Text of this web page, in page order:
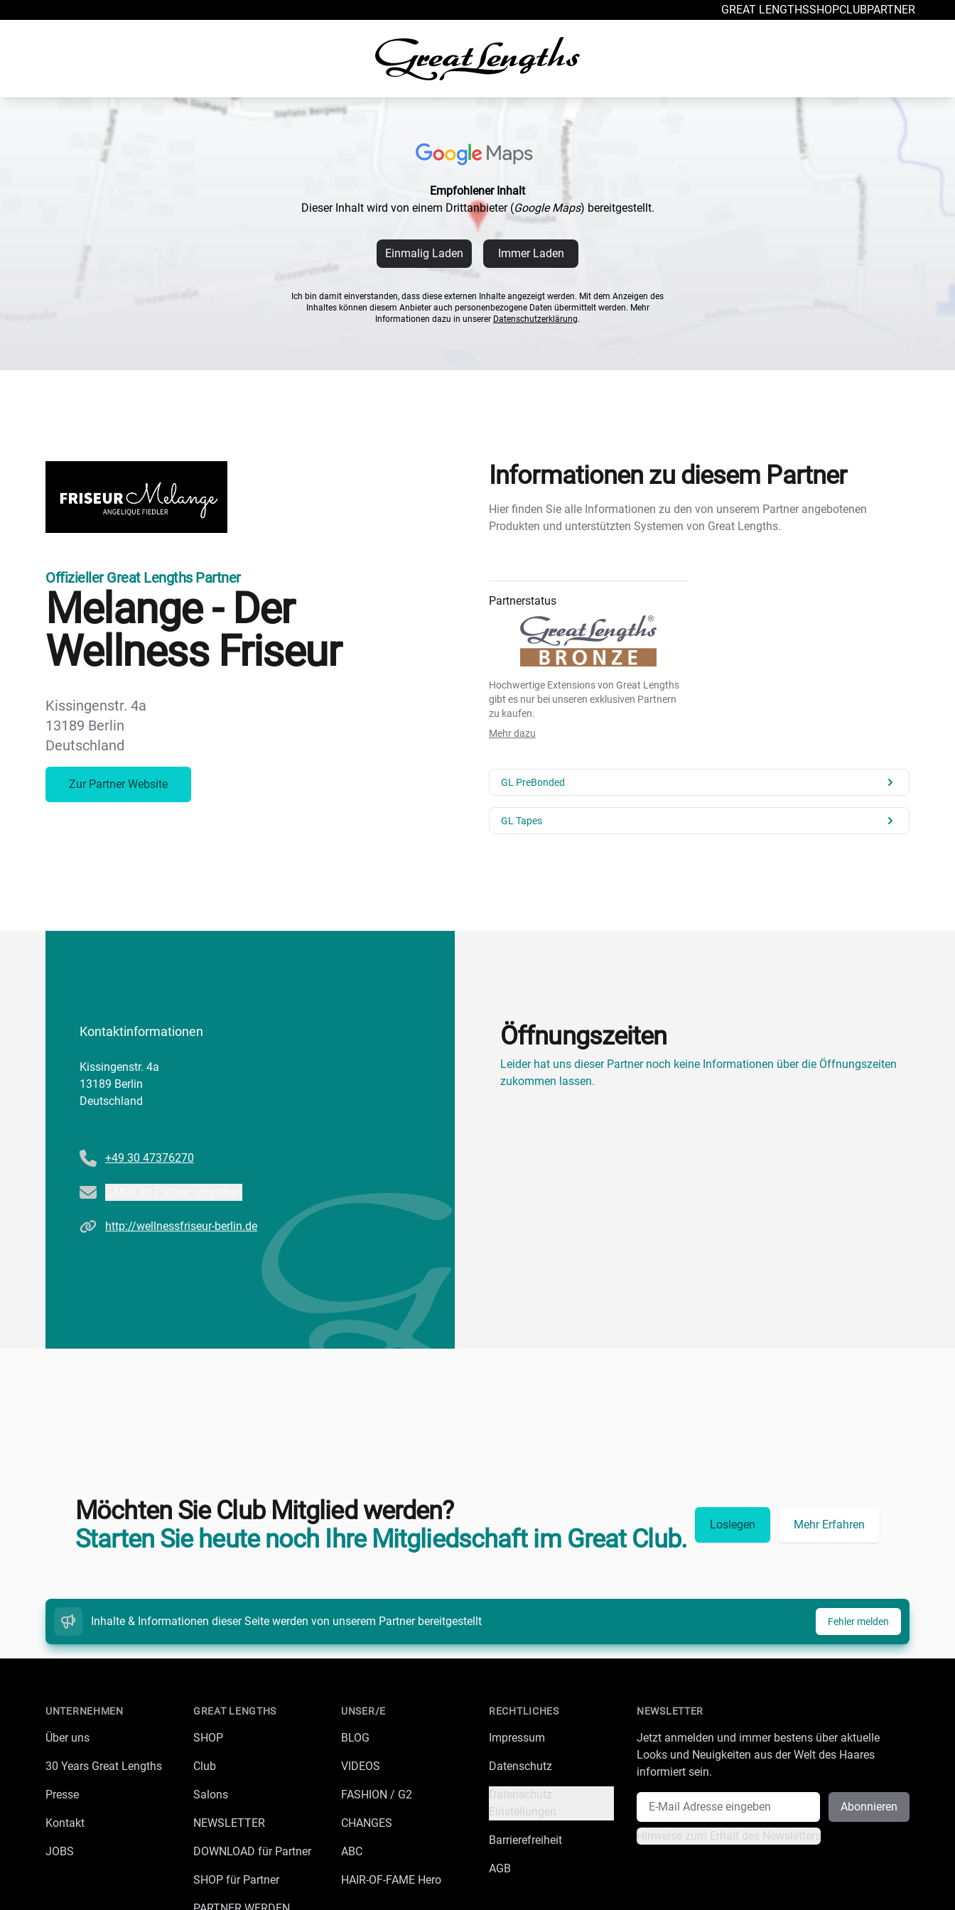
GREAT LENGTHSSHOPCLUBPARTNER
Empfohlener Inhalt
Dieser Inhalt wird von einem Drittanbieter (Google Maps) bereitgestellt.
Einmalig Laden Immer Laden
Ich bin damit einverstanden, dass diese externen Inhalte angezeigt werden. Mit dem Anzeigen des
Inhaltes können diesem Anbieter auch personenbezogene Daten übermittelt werden. Mehr
Informationen dazu in unserer Datenschutzerklärung.
Offizieller Great Lengths Partner
Melange - Der
Wellness Friseur
Kissingenstr. 4a
13189 Berlin
Deutschland
Zur Partner Website
Informationen zu diesem Partner
Hier finden Sie alle Informationen zu den von unserem Partner angebotenen
Produkten und unterstützten Systemen von Great Lengths.
Partnerstatus
Hochwertige Extensions von Great Lengths
gibt es nur bei unseren exklusiven Partnern
zu kaufen.
Mehr dazu
GL PreBonded
GL Tapes
Kontaktinformationen
Kissingenstr. 4a
13189 Berlin
Deutschland
+49 30 47376270
Email
Homepagehttp://wellnessfriseur-berlin.de
Öffnungszeiten
Leider hat uns dieser Partner noch keine Informationen über die Öffnungszeiten
zukommen lassen.
Möchten Sie Club Mitglied werden?
Starten Sie heute noch Ihre Mitgliedschaft im Great Club.
Loslegen Mehr Erfahren
Inhalte & Informationen dieser Seite werden von unserem Partner bereitgestellt Fehler melden
UNTERNEHMEN
Über uns
30 Years Great Lengths
Presse
Kontakt
JOBS
GREAT LENGTHS
SHOP
Club
Salons
NEWSLETTER
DOWNLOAD für Partner
SHOP für Partner
UNSER/E
BLOG
VIDEOS
FASHION / G2
CHANGES
ABC
HAIR-OF-FAME Hero
RECHTLICHES
Impressum
Datenschutz
Datenschutz
Einstellungen
Barrierefreiheit
AGB
NEWSLETTER
Jetzt anmelden und immer bestens über aktuelle
Looks und Neuigkeiten aus der Welt des Haares
informiert sein.
E-Mail Adresse
Abonnieren
Hinweise zum Erhalt des Newsletters